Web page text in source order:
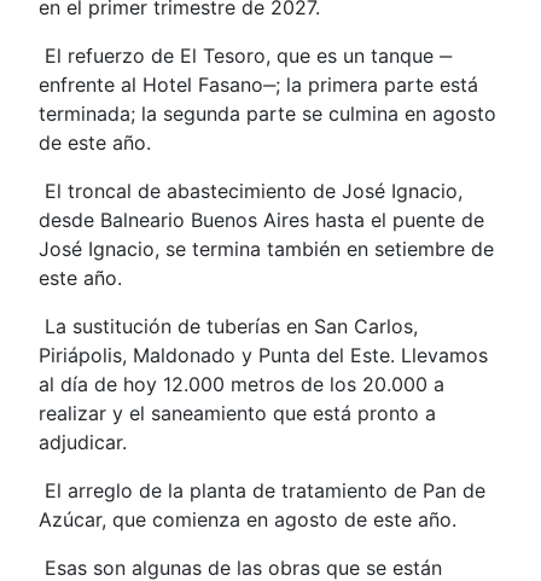
en el primer trimestre de 2027.
El refuerzo de El Tesoro, que es un tanque ‒
enfrente al Hotel Fasano‒; la primera parte está
terminada; la segunda parte se culmina en agosto
de este año.
El troncal de abastecimiento de José Ignacio,
desde Balneario Buenos Aires hasta el puente de
José Ignacio, se termina también en setiembre de
este año.
La sustitución de tuberías en San Carlos,
Piriápolis, Maldonado y Punta del Este. Llevamos
al día de hoy 12.000 metros de los 20.000 a
realizar y el saneamiento que está pronto a
adjudicar.
El arreglo de la planta de tratamiento de Pan de
Azúcar, que comienza en agosto de este año.
Esas son algunas de las obras que se están